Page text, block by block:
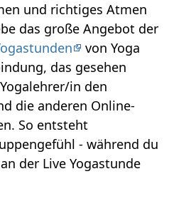
und richtiges Atmen
das große Angebot der
von Yoga
das gesehen
in den
die anderen Online-
So entsteht
- während du
der Live Yogastunde